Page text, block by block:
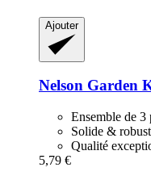
Ajouter
Nelson Garden
Ensemble de 3
Solide &
Qualité
5,79 €